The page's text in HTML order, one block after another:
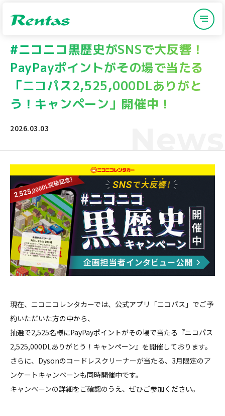
#ニコニコ黒歴史がSNSで大反響！
PayPayポイントがその場で当たる
「ニコパス2,525,000DLありがと
う！キャンペーン」開催中！
2026.03.03 News
現在、ニコニコレンタカーでは、公式アプリ「ニコパス」でご予
約いただいた方の中から、
抽選で2,525名様にPayPayポイントがその場で当たる『ニコパス
2,525,000DLありがとう！キャンペーン』を開催しております。
さらに、Dysonのコードレスクリーナーが当たる、3月限定のア
ンケートキャンペーンも同時開催中です。
キャンペーンの詳細をご確認のうえ、ぜひご参加ください。